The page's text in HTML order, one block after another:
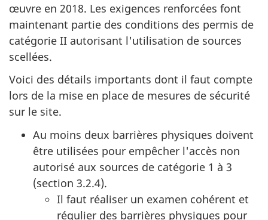
œuvre en 2018. Les exigences renforcées font
maintenant partie des conditions des permis de
catégorie II autorisant l'utilisation de sources
scellées.
Voici des détails importants dont il faut compte
lors de la mise en place de mesures de sécurité
sur le site.
Au moins deux barrières physiques doivent
être utilisées pour empêcher l'accès non
autorisé aux sources de catégorie 1 à 3
(section 3.2.4).
Il faut réaliser un examen cohérent et
régulier des barrières physiques pour